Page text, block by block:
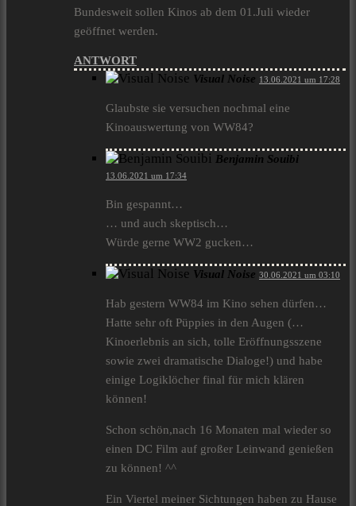
Bundesweit sollen Kinos ab dem 01.Juli wieder
geöffnet werden.
ANTWORT
Visual Noise 13.06.2021 um 17:28
Glaubste sie versuchen nochmal eine
Kinoauswertung von WW84?
Benjamin Souibi
13.06.2021 um 17:34
Bin gespannt…
… und auch skeptisch…
Würde gerne WW2 gucken…
Visual Noise 30.06.2021 um 03:10
Hab gestern WW84 im Kino sehen dürfen…
Hatte sehr oft Püppies in den Augen (…
Kinoerlebnis an sich, tolle Eröffnungsszene
sowie zwei dramatische Dialoge!) und habe
einige Logiklöcher final für mich klären
können!
Schon schön,nach 16 Monaten mal wieder so
einen DC Film auf großer Leinwand genießen
zu können! ^^
Ein Viertel meiner Sichtungen haben zu Hause